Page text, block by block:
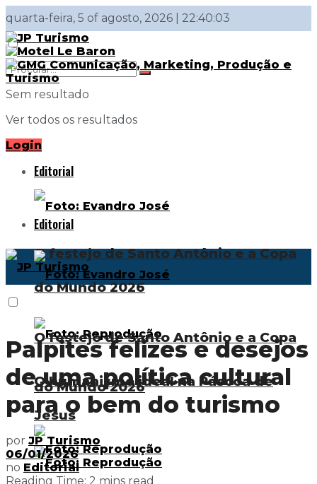
quarta-feira, 5 of agosto, 2026 | 22:40:03
Sem resultado
Ver todos os resultados
Login
Editorial
O festejo de Santo Antônio e a Copa
do Mundo 2026
O humanismo ideal na Páscoa de
Jesus
Editorial
O festejo de Santo Antônio e a Copa
do Mundo 2026
Palpites felizes e desejos
de uma política cultural
para o bem do turismo
por JP Turismo
06/01/2026
no Editorial
Reading Time: 2 mins read